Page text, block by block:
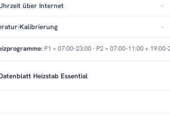
über Internet –
Kalibrierung –
P1 = 07:00–23:00 · P2 = 07:00–11:00 +
Heizstab Essential